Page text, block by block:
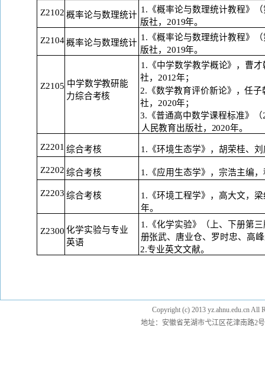
Z2102 概率论与数理统计
1.《概率论与数理统计教程》
版社， 2019年。
Z2104 概率论与数理统计
1.《概率论与数理统计教程》
版社， 2019年。
Z2105 中学数学教研能
力综合考核
1.《中学数学教学概论》，曹
社， 2012年；
2.《数学教育评价新论》，任
社， 2020年；
3.《普通高中数学课程标准》（
人 民教育出版社， 2020年。
Z2201 综合考核 1.《环境生态学》，胡荣桂、
Z2202 综合考核 1.《应用生态学》，宗浩主编
Z2203 综合考核
1.《环境工程学》，高大文，
年。
Z2300 化学实验与专业
英语
1.《化学实验》（上、下册第三
册张武、唐业仓、罗时忠、高
2.专业英文文献。
Copyright (c) 2013 yz.ahnu.edu.cn
地址：安徽省芜湖市弋江区花津南路2